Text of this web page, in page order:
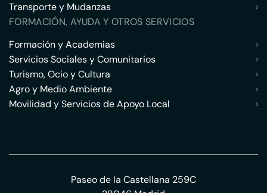
Transporte y Mudanzas
›
FORMACIÓN, AYUDA Y OTROS SERVICIOS
Formación y Academias
›
Servicios Sociales y Comunitarios
›
Turismo, Ocio y Cultura
›
Agro y Medio Ambiente
›
Movilidad y Servicios de Apoyo Local
›
Paseo de la Castellana 259C